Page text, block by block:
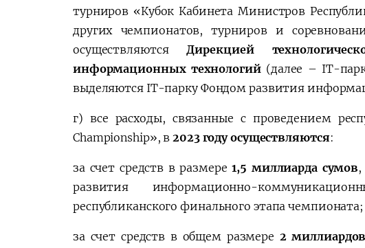
турниров «Кубок Кабинета Министров
других чемпионатов, турниров и
осуществляютсяДирекцией
информационных технологий (далее – IT-
выделяются IT-парку Фондом развития
г) все расходы, связанные с проведением
Championship», в2023 году осуществляются:
за счет средств в размере1,5 миллиарда сумов
развития информационно-
республиканского финального этапа чемпионата;
за счет средств в общем размере 2